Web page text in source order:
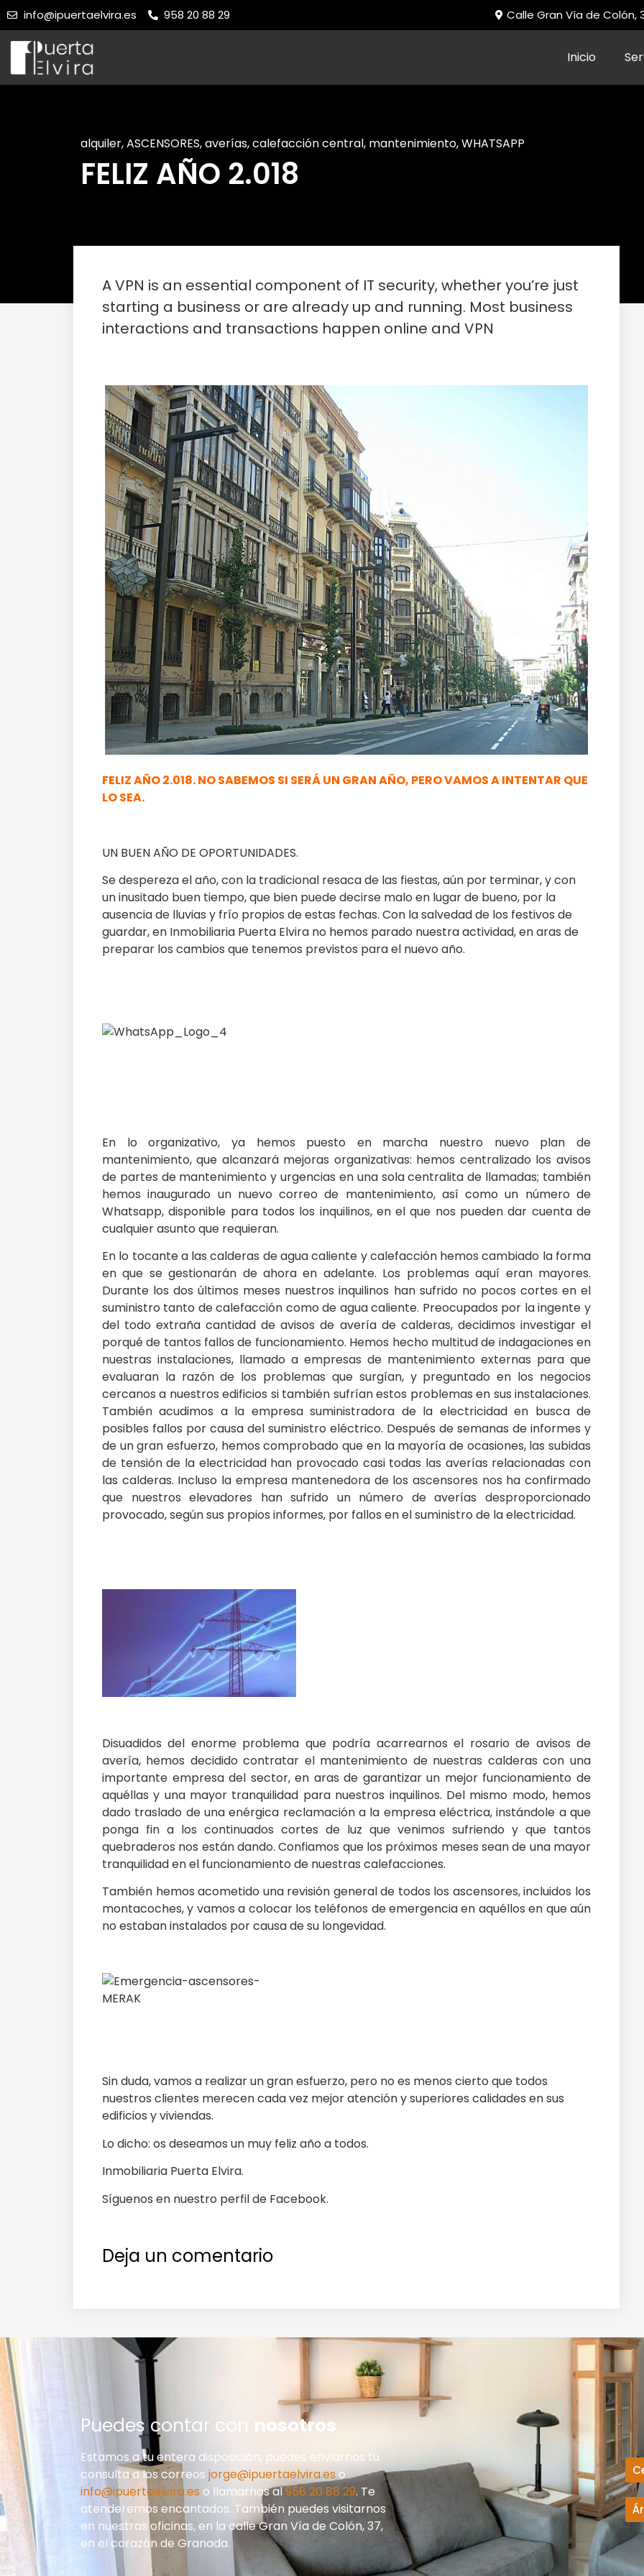
info@ipuertaelvira.es 958 20 88 29 Calle Gran Vía de Colón,
Inicio
alquiler,ASCENSORES,averías,calefacción central, mantenimiento,WHATSAPP
FELIZ AÑO 2.018
A VPN is an essential component of IT security, whether you’re just
starting a business or are already up and running. Most business
interactions and transactions happen online and VPN
FELIZ AÑO 2.018. NO SABEMOS SI SERÁ UN GRAN AÑO, PERO VAMOS A INTENTAR QUE
LO SEA.
UN BUEN AÑO DE OPORTUNIDADES.
Se despereza el año, con la tradicional resaca de las fiestas, aún por terminar, y con
un inusitado buen tiempo, que bien puede decirse malo en lugar de bueno, por la
ausencia de lluvias y frío propios de estas fechas. Con la salvedad de los festivos de
guardar, en Inmobiliaria Puerta Elvira no hemos parado nuestra actividad, en aras de
preparar los cambios que tenemos previstos para el nuevo año.
En lo organizativo, ya hemos puesto en marcha nuestro nuevo plan de
mantenimiento, que alcanzará mejoras organizativas: hemos centralizado los avisos
de partes de mantenimiento y urgencias en una sola centralita de llamadas; también
hemos inaugurado un nuevo correo de mantenimiento, así como un número de
Whatsapp, disponible para todos los inquilinos, en el que nos pueden dar cuenta de
cualquier asunto que requieran.
En lo tocante a las calderas de agua caliente y calefacción hemos cambiado la forma
en que se gestionarán de ahora en adelante. Los problemas aquí eran mayores.
Durante los dos últimos meses nuestros inquilinos han sufrido no pocos cortes en el
suministro tanto de calefacción como de agua caliente. Preocupados por la ingente y
del todo extraña cantidad de avisos de avería de calderas, decidimos investigar el
porqué de tantos fallos de funcionamiento. Hemos hecho multitud de indagaciones en
nuestras instalaciones, llamado a empresas de mantenimiento externas para que
evaluaran la razón de los problemas que surgían, y preguntado en los negocios
cercanos a nuestros edificios si también sufrían estos problemas en sus instalaciones.
También acudimos a la empresa suministradora de la electricidad en busca de
posibles fallos por causa del suministro eléctrico. Después de semanas de informes y
de un gran esfuerzo, hemos comprobado que en la mayoría de ocasiones, las subidas
de tensión de la electricidad han provocado casi todas las averías relacionadas con
las calderas. Incluso la empresa mantenedora de los ascensores nos ha confirmado
que nuestros elevadores han sufrido un número de averías desproporcionado
provocado, según sus propios informes, por fallos en el suministro de la electricidad.
Disuadidos del enorme problema que podría acarrearnos el rosario de avisos de
avería, hemos decidido contratar el mantenimiento de nuestras calderas con una
importante empresa del sector, en aras de garantizar un mejor funcionamiento de
aquéllas y una mayor tranquilidad para nuestros inquilinos. Del mismo modo, hemos
dado traslado de una enérgica reclamación a la empresa eléctrica, instándole a que
ponga fin a los continuados cortes de luz que venimos sufriendo y que tantos
quebraderos nos están dando. Confiamos que los próximos meses sean de una mayor
tranquilidad en el funcionamiento de nuestras calefacciones.
También hemos acometido una revisión general de todos los ascensores, incluidos los
montacoches, y vamos a colocar los teléfonos de emergencia en aquéllos en que aún
no estaban instalados por causa de su longevidad.
Sin duda, vamos a realizar un gran esfuerzo, pero no es menos cierto que todos
nuestros clientes merecen cada vez mejor atención y superiores calidades en sus
edificios y viviendas.
Lo dicho: os deseamos un muy feliz año a todos.
Inmobiliaria Puerta Elvira.
Síguenos en nuestro perfil de Facebook.
Deja un comentario
Puedes contar con nosotros
Estamos a tu entera disposición, puedes enviarnos tu
consulta a los correos jorge@ipuertaelvira.eso
info@ipuertaelvira.es o llamarnos al958 20 88 29. Te
atenderemos encantados. También puedes visitarnos
en nuestras oficinas, en la calle Gran Vía de Colón, 37,
en el corazón de Granada.